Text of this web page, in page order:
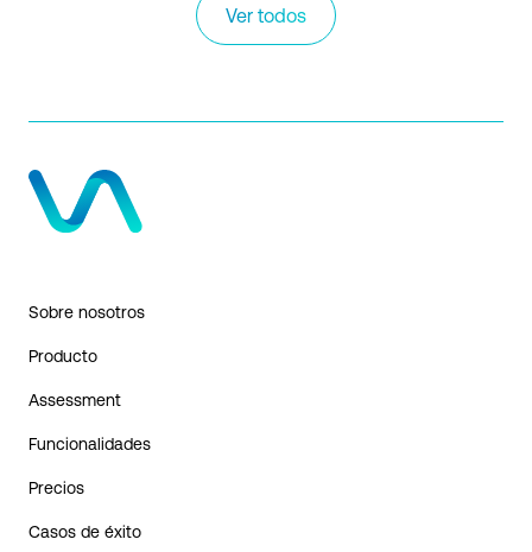
Ver todos
Sobre nosotros
Producto
Assessment
Funcionalidades
Precios
Casos de éxito